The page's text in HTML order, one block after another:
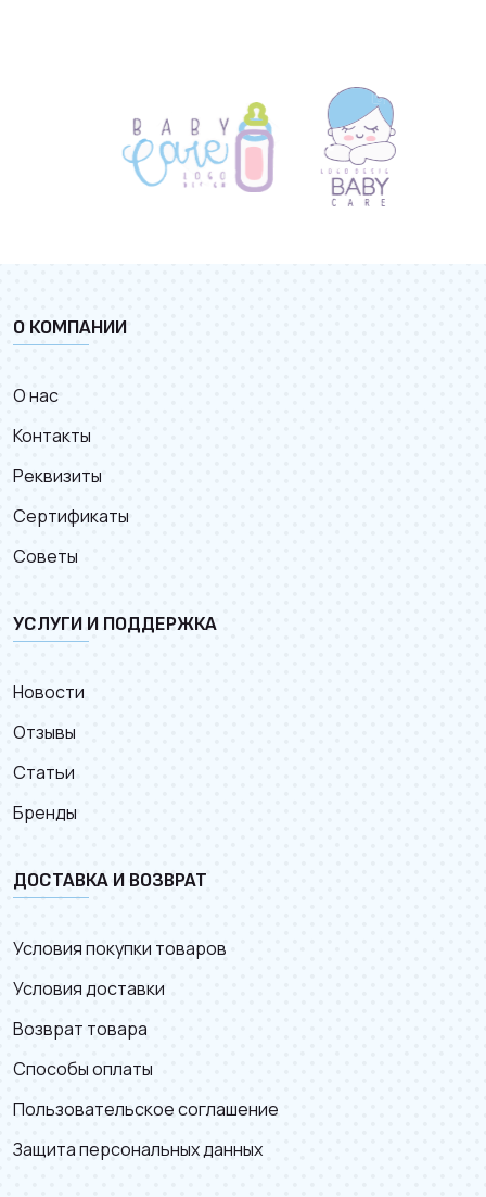
О КОМПАНИИ
О нас
Контакты
Реквизиты
Сертификаты
Советы
УСЛУГИ И ПОДДЕРЖКА
Новости
Отзывы
Статьи
Бренды
ДОСТАВКА И ВОЗВРАТ
Условия покупки товаров
Условия доставки
Возврат товара
Способы оплаты
Пользовательское соглашение
Защита персональных данных